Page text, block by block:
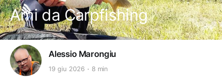
Ami da Carpfishing
Alessio Marongiu
19 giu 2026 8 min